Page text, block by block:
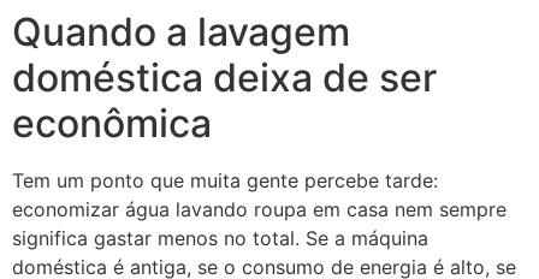
Quando a lavagem
doméstica deixa de ser
econômica
Tem um ponto que muita gente percebe tarde:
economizar água lavando roupa em casa nem sempre
significa gastar menos no total. Se a máquina
doméstica é antiga, se o consumo de energia é alto, se